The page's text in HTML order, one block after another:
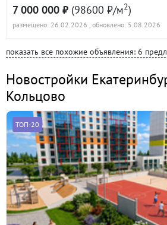
7 000 000 ₽ (98600 ₽/м2)
размещено: 26.02.2026 , обновлено: 5.08.2026
показать все похожие объявления: 6
Новостройки
Кольцово
ТОП-20